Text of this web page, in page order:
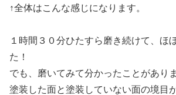
↑全体はこんな感じになります。
１時間３０分ひたすら磨き続けて、ほ
た！
でも、磨いてみて分かったことがあり
塗装した面と塗装していない面の境目